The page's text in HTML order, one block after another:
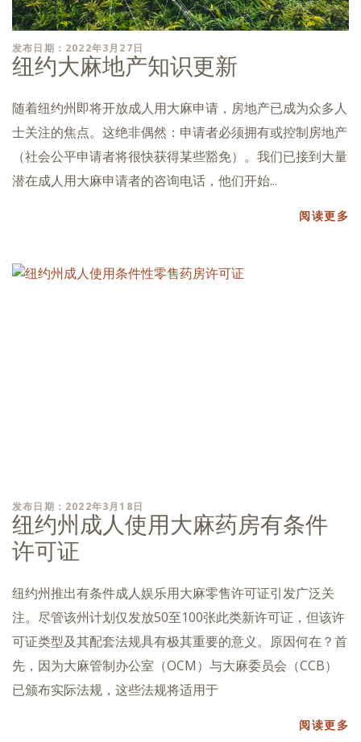
发布日期：2022年3月27日
纽约大麻地产知识更新
随着纽约州即将开放成人用大麻申请，房地产已成为众多人
士关注的焦点。这绝非偶然：申请者必须拥有或控制房地产
（社会公平申请者将很快获得某些豁免）。我们已接到大量
潜在成人用大麻申请者的咨询电话，他们开始...
阅读更多
发布日期：2022年3月18日
纽约州成人使用大麻药房有条件
许可证
纽约州推出有条件成人娱乐用大麻零售许可证引发广泛关
注。尽管该州计划仅发放50至100张此类新许可证，但该许
可证类型及其配套法规具有极其重要的意义。原因何在？首
先，因为大麻管制办公室（OCM）与大麻委员会（CCB）
已颁布实际法规，这些法规将适用于
阅读更多